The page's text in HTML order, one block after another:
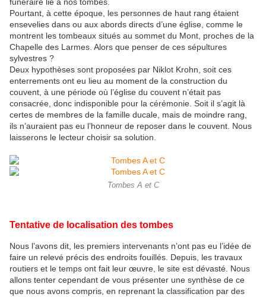
Pourtant, à cette époque, les personnes de haut rang étaient
ensevelies dans ou aux abords directs d’une église, comme le
montrent les tombeaux situés au sommet du Mont, proches de la
Chapelle des Larmes. Alors que penser de ces sépultures
sylvestres ?
Deux hypothèses sont proposées par Niklot Krohn, soit ces
enterrements ont eu lieu au moment de la construction du
couvent, à une période où l’église du couvent n’était pas
consacrée, donc indisponible pour la cérémonie. Soit il s’agit là
certes de membres de la famille ducale, mais de moindre rang,
ils n’auraient pas eu l’honneur de reposer dans le couvent. Nous
laisserons le lecteur choisir sa solution.
Tombes A et C
Tentative de localisation des tombes
Nous l’avons dit, les premiers intervenants n’ont pas eu l’idée de
faire un relevé précis des endroits fouillés. Depuis, les travaux
routiers et le temps ont fait leur œuvre, le site est dévasté. Nous
allons tenter cependant de vous présenter une synthèse de ce
que nous avons compris, en reprenant la classification par des